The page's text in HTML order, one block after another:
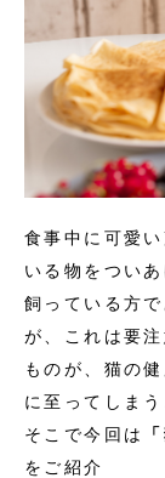
食事中に可愛
いる物をつい
飼っている方
が、これは要
ものが、猫の
に至ってしまう
そこで今回は
をご紹介